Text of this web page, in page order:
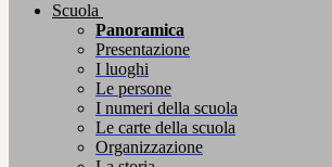
Scuola
Panoramica
Presentazione
I luoghi
Le persone
I numeri della scuola
Le carte della scuola
Organizzazione